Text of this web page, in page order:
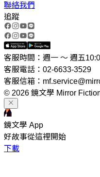
聯絡我們
追蹤
客服時間：週一 ～ 週五
客服電話：02-6633-3529
客服信箱：
© 2026 鏡文學 Mirror
鏡文學 App
好故事從這裡開始
下載